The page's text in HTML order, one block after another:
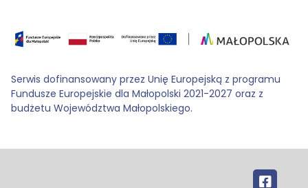
Serwis dofinansowany przez Unię Europejską z programu
Fundusze Europejskie dla Małopolski 2021-2027 oraz z
budżetu Województwa Małopolskiego.